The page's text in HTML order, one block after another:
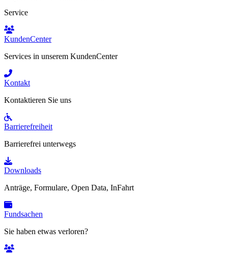
Service
KundenCenter
Services in unserem KundenCenter
Kontakt
Kontaktieren Sie uns
Barrierefreiheit
Barrierefrei unterwegs
Downloads
Anträge, Formulare, Open Data, InFahrt
Fundsachen
Sie haben etwas verloren?